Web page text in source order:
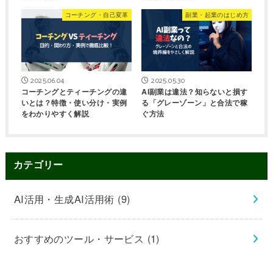
コーチング・自己変革
2025.06.04
コーチングとティーチングの違
いとは？特徴・使い分け・実例
をわかりやすく解説
副業・起業のはじめ方
2025.05.30
AI副業は違法？知らないと損す
る「グレーゾーン」と合法で稼
ぐ方法
カテゴリー
AI活用・生成AI活用術 (9)
おすすめのツール・サービス (1)